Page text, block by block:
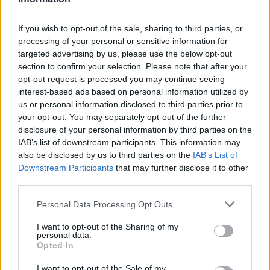
If you wish to opt-out of the sale, sharing to third parties, or
processing of your personal or sensitive information for
targeted advertising by us, please use the below opt-out
section to confirm your selection. Please note that after your
opt-out request is processed you may continue seeing
interest-based ads based on personal information utilized by
us or personal information disclosed to third parties prior to
your opt-out. You may separately opt-out of the further
disclosure of your personal information by third parties on the
IAB’s list of downstream participants. This information may
also be disclosed by us to third parties on the IAB’s List of
Downstream Participants that may further disclose it to other
Please note that this website/app uses one or more Google
not limited to your visit or usage behaviour. You may click to
grant or deny consent to Google and its third-party tags to
use your data for below specified purposes in below Google
consent section.
Personal Data Processing Opt Outs
I want to opt-out of the Sharing of my
personal data.
Opted In
καλυφθούν σύντομα όσο το δυνατόν
Συμβάσεις. Σύντομα θα ανακοινωθούν σημαντικές
πρωτοβουλίες της Συνομοσπονδίας για την
ίδρυση Τμήματος Συμβάσεων στα πρότυπα των
μεγάλων ευρωπαϊκών συνδικάτων, που θα
αποτελέσει "όπλο" για τους εκπροσώπους μας
στο πεδίο των συλλογικών διαπραγματεύσεων».
Ακολουθήστε τοinsider.gr στο Google Newsκαι μάθετε
πρώτοι όλες τιςειδήσειςαπό την Ελλάδα και τον κόσμο.